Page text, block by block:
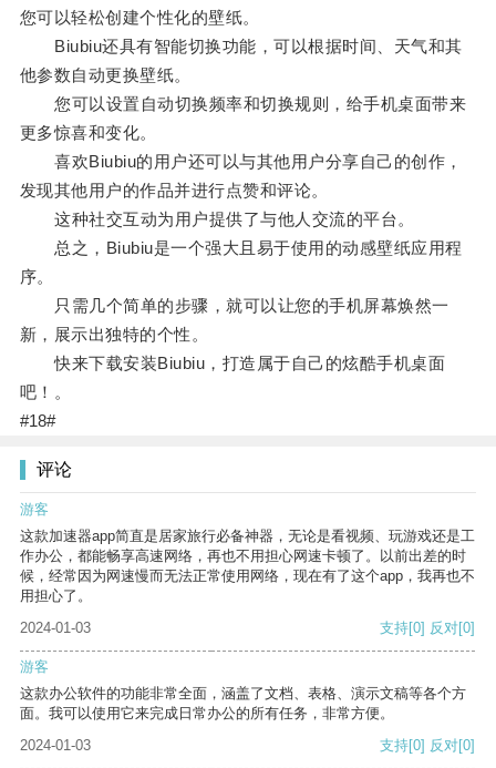
您可以轻松创建个性化的壁纸。
Biubiu还具有智能切换功能，可以根据时间、天气和其
他参数自动更换壁纸。
您可以设置自动切换频率和切换规则，给手机桌面带来
更多惊喜和变化。
喜欢Biubiu的用户还可以与其他用户分享自己的创作，
发现其他用户的作品并进行点赞和评论。
这种社交互动为用户提供了与他人交流的平台。
总之，Biubiu是一个强大且易于使用的动感壁纸应用程
序。
只需几个简单的步骤，就可以让您的手机屏幕焕然一
新，展示出独特的个性。
快来下载安装Biubiu，打造属于自己的炫酷手机桌面
吧！。
#18#
评论
游客
这款加速器app简直是居家旅行必备神器，无论是看视频、玩游戏还是工
作办公，都能畅享高速网络，再也不用担心网速卡顿了。以前出差的时
候，经常因为网速慢而无法正常使用网络，现在有了这个app，我再也不
用担心了。
2024-01-03
支持[0] 反对[0]
游客
这款办公软件的功能非常全面，涵盖了文档、表格、演示文稿等各个方
面。我可以使用它来完成日常办公的所有任务，非常方便。
2024-01-03
支持[0] 反对[0]